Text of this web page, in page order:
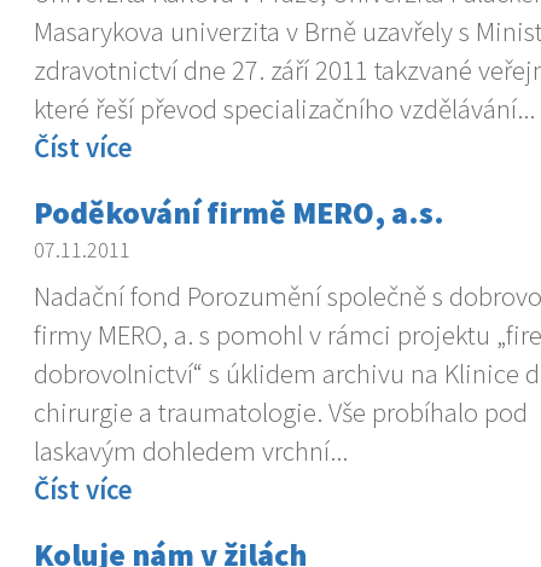
Masarykova univerzita v Brně uzavřely s
zdravotnictví dne 27. září 2011 takzvané
které řeší převod specializačního vzdělávání...
Číst více
Poděkování firmě MERO, a.s.
07.11.2011
Nadační fond Porozumění společně s
firmy MERO, a. s pomohl v rámci projektu
dobrovolnictví“ s úklidem archivu na Klinice
chirurgie a traumatologie. Vše probíhalo pod
laskavým dohledem vrchní...
Číst více
Koluje nám v žilách